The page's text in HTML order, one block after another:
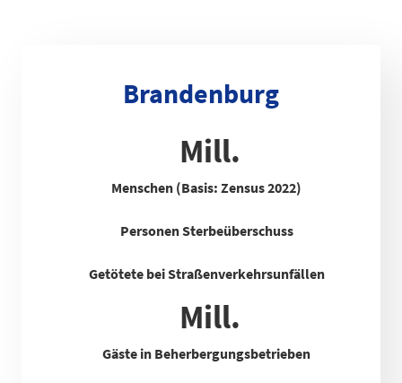
Brandenburg
Mill.
Menschen (Basis: Zensus 2022)
Personen Sterbeüberschuss
Getötete bei Straßenverkehrsunfällen
Mill.
Gäste in Beherbergungsbetrieben